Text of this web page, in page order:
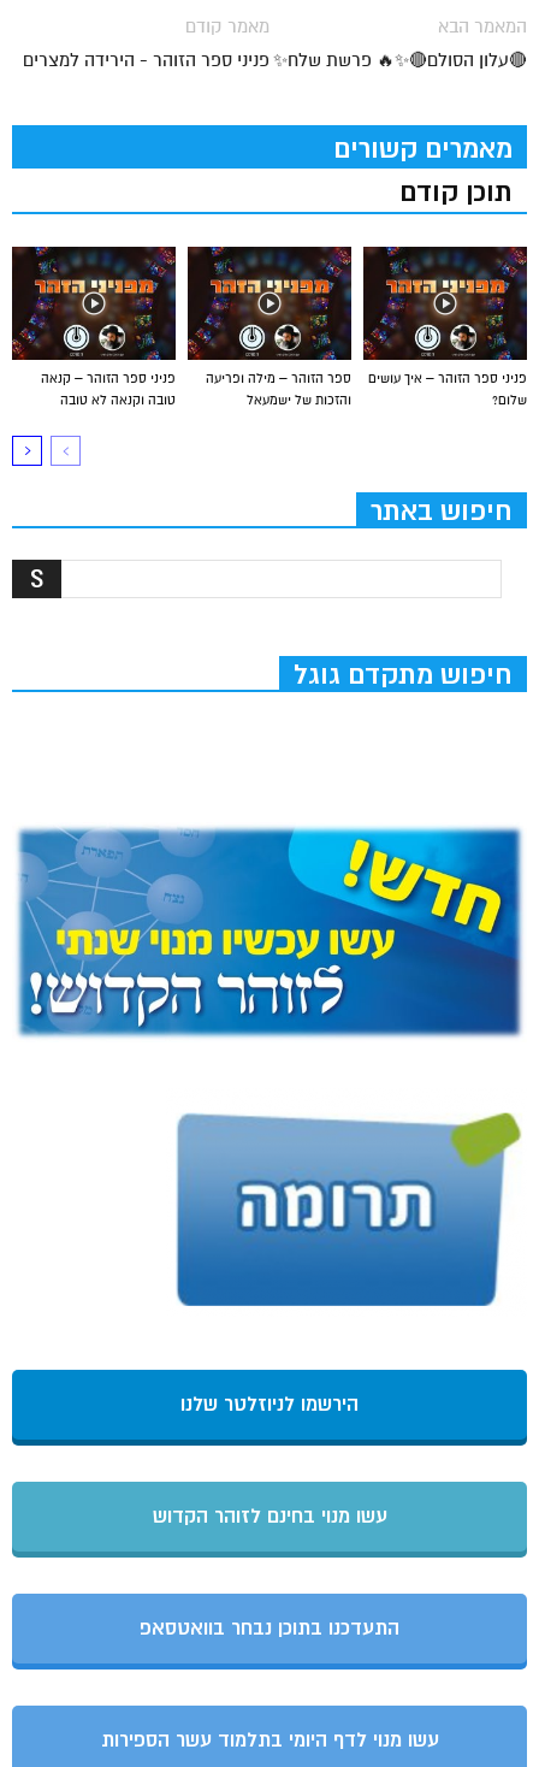
מאמר קודם
פניני ספר הזוהר - הירידה למצרים
המאמר הבא
🔴עלון הסולם🔴✨🔥 פרשת שלח✨
מאמרים קשורים
תוכן קודם
פניני ספר הזוהר – קנאה
טובה וקנאה לא טובה
ספר הזוהר – מילה ופריעה
והזכות של ישמעאל
פניני ספר הזוהר – איך עושים
שלום?
חיפוש באתר
חיפוש מתקדם גוגל
הירשמו לניוזלטר שלנו
עשו מנוי בחינם לזוהר הקדוש
התעדכנו בתוכן נבחר בוואטסאפ
עשו מנוי לדף היומי בתלמוד עשר הספירות